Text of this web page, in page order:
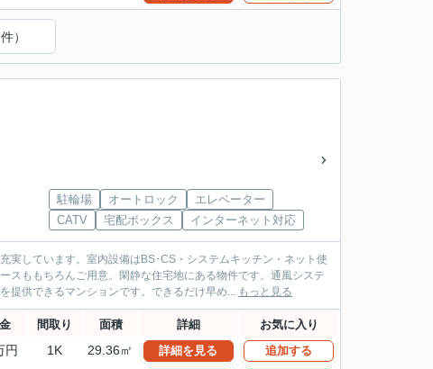
）
駐輪場 オートロック
エレベーター
CATV
宅配ボックス インターネット対応
実しています。室内設備はBS･CS・システムキッチン・ネット使
スももちろんご用意。閑静な住宅地にある物件です。通風システ
提供できるマンションです。できるだけ早め... もっと見る
間取り 面積 詳細 お気に入り
円 1K 29.36㎡ 詳細を見る 追加する